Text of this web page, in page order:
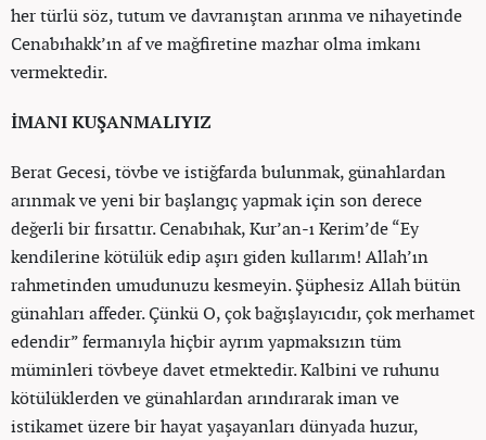
her türlü söz, tutum ve davranıştan arınma ve nihayetinde
Cenabıhakk’ın af ve mağfiretine mazhar olma imkanı
vermektedir.
İMANI KUŞANMALIYIZ
Berat Gecesi, tövbe ve istiğfarda bulunmak, günahlardan
arınmak ve yeni bir başlangıç yapmak için son derece
değerli bir fırsattır. Cenabıhak, Kur’an-ı Kerim’de “Ey
kendilerine kötülük edip aşırı giden kullarım! Allah’ın
rahmetinden umudunuzu kesmeyin. Şüphesiz Allah bütün
günahları affeder. Çünkü O, çok bağışlayıcıdır, çok merhamet
edendir” fermanıyla hiçbir ayrım yapmaksızın tüm
müminleri tövbeye davet etmektedir. Kalbini ve ruhunu
kötülüklerden ve günahlardan arındırarak iman ve
istikamet üzere bir hayat yaşayanları dünyada huzur,